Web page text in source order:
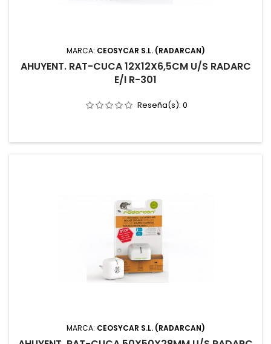
MARCA: CEOSYCAR S.L. (RADARCAN)
AHUYENT. RAT-CUCA 12X12X6,5CM U/S RADARC
E/I R-301
Reseña(s): 0
MARCA: CEOSYCAR S.L. (RADARCAN)